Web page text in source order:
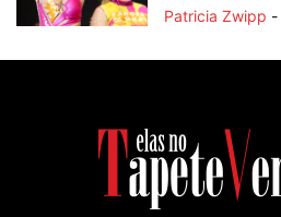
Patricia Zwipp -